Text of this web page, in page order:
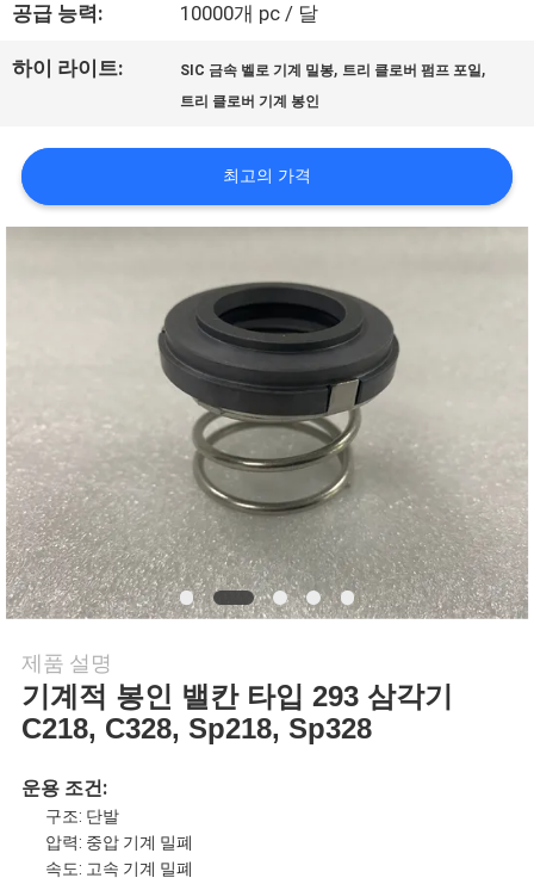
여
장
여
질
관
리
연
락
주
세
공급 능력: 10000개 pc / 달
하이 라이트: SIC 금속 벨로 기계 밀봉, 트리 클로버 펌프 포일,
트리 클로버 기계 봉인
최고의 가격
제품 설명
기계적 봉인 밸칸 타입 293 삼각기
C218, C328, Sp218, Sp328
운용 조건:
구조: 단발
압력: 중압 기계 밀폐
속도: 고속 기계 밀폐